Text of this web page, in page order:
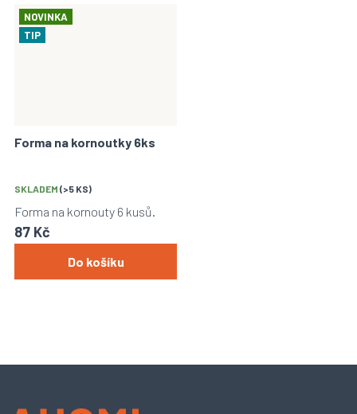
NOVINKA
TIP
Forma na kornoutky 6ks
SKLADEM (>5 KS)
87 Kč
Do košíku
Forma na kornouty 6 kusů.